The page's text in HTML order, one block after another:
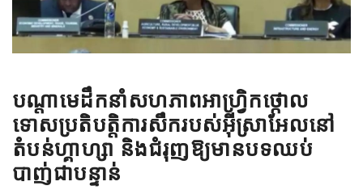
បណ្តាមេដឹកនាំសហភាពអាហ្រ្វិកថ្កោល
ទោសប្រតិបត្តិការសឹករបស់អ៊ីស្រាអែលនៅ
តំបន់ហ្គាហ្សា និងជំរុញឱ្យមានបទឈប់
បាញ់ជាបន្ទាន់